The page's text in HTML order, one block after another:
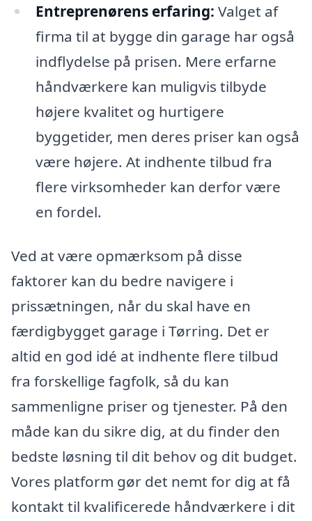
Entreprenørens erfaring: Valget af
firma til at bygge din garage har også
indflydelse på prisen. Mere erfarne
håndværkere kan muligvis tilbyde
højere kvalitet og hurtigere
byggetider, men deres priser kan også
være højere. At indhente tilbud fra
flere virksomheder kan derfor være
en fordel.
Ved at være opmærksom på disse
faktorer kan du bedre navigere i
prissætningen, når du skal have en
færdigbygget garage i Tørring. Det er
altid en god idé at indhente flere tilbud
fra forskellige fagfolk, så du kan
sammenligne priser og tjenester. På den
måde kan du sikre dig, at du finder den
bedste løsning til dit behov og dit budget.
Vores platform gør det nemt for dig at få
kontakt til kvalificerede håndværkere i dit